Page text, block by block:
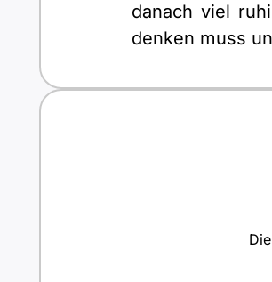
danach viel
denken muss